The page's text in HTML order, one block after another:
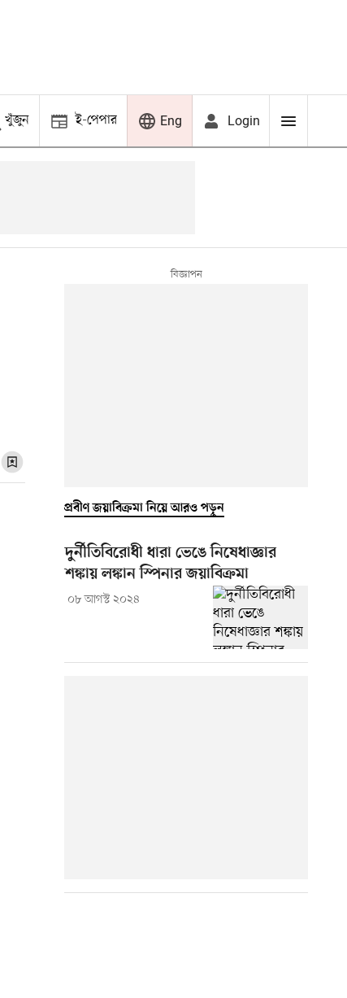
খুঁজুন ই-পেপার Eng Login
প্রবীণ জয়াবিক্রমা নিয়ে আরও পড়ুন
দুর্নীতিবিরোধী ধারা ভেঙে নিষেধাজ্ঞার
শঙ্কায় লঙ্কান স্পিনার জয়াবিক্রমা
০৮ আগস্ট ২০২৪